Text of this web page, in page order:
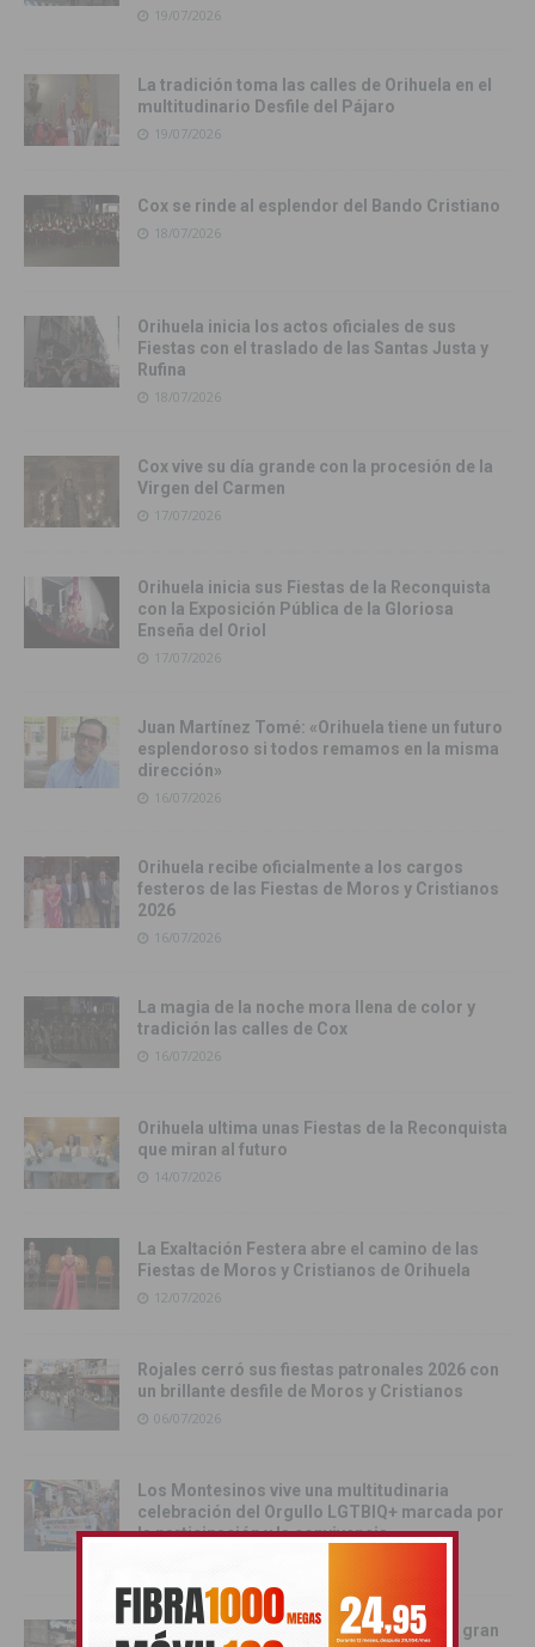
19/07/2026
La tradición toma las calles de Orihuela en el
multitudinario Desfile del Pájaro
19/07/2026
Cox se rinde al esplendor del Bando Cristiano
18/07/2026
Orihuela inicia los actos oficiales de sus
Fiestas con el traslado de las Santas Justa y
Rufina
18/07/2026
Cox vive su día grande con la procesión de la
Virgen del Carmen
17/07/2026
Orihuela inicia sus Fiestas de la Reconquista
con la Exposición Pública de la Gloriosa
Enseña del Oriol
17/07/2026
Juan Martínez Tomé: «Orihuela tiene un futuro
esplendoroso si todos remamos en la misma
dirección»
16/07/2026
Orihuela recibe oficialmente a los cargos
festeros de las Fiestas de Moros y Cristianos
2026
16/07/2026
La magia de la noche mora llena de color y
tradición las calles de Cox
16/07/2026
Orihuela ultima unas Fiestas de la Reconquista
que miran al futuro
14/07/2026
La Exaltación Festera abre el camino de las
Fiestas de Moros y Cristianos de Orihuela
12/07/2026
Rojales cerró sus fiestas patronales 2026 con
un brillante desfile de Moros y Cristianos
06/07/2026
Los Montesinos vive una multitudinaria
celebración del Orgullo LGTBIQ+ marcada por
la participación y la convivencia
Rojales vive una noche inolvidable con la gran